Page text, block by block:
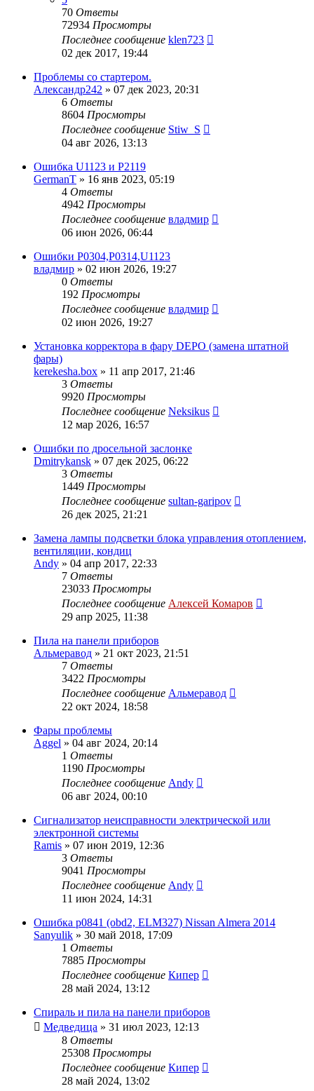
70 Ответы
72934 Просмотры
Последнее сообщение klen723
02 дек 2017, 19:44
Проблемы со стартером.
Александр242 » 07 дек 2023, 20:31
6 Ответы
8604 Просмотры
Последнее сообщение Stiw_S
04 авг 2026, 13:13
Ошибка U1123 и P2119
GermanT » 16 янв 2023, 05:19
4 Ответы
4942 Просмотры
Последнее сообщение владмир
06 июн 2026, 06:44
Ошибки Р0304,Р0314,U1123
владмир » 02 июн 2026, 19:27
0 Ответы
192 Просмотры
Последнее сообщение владмир
02 июн 2026, 19:27
Установка корректора в фару DEPO (замена штатной
фары)
kerekesha.box » 11 апр 2017, 21:46
3 Ответы
9920 Просмотры
Последнее сообщение Neksikus
12 мар 2026, 16:57
Ошибки по дросельной заслонке
Dmitrykansk » 07 дек 2025, 06:22
3 Ответы
1449 Просмотры
Последнее сообщение sultan-garipov
26 дек 2025, 21:21
Замена лампы подсветки блока управления отоплением,
вентиляции, кондиц
Andy » 04 апр 2017, 22:33
7 Ответы
23033 Просмотры
Последнее сообщение Алексей Комаров
29 апр 2025, 11:38
Пила на панели приборов
Альмеравод » 21 окт 2023, 21:51
7 Ответы
3422 Просмотры
Последнее сообщение Альмеравод
22 окт 2024, 18:58
Фары проблемы
Aggel » 04 авг 2024, 20:14
1 Ответы
1190 Просмотры
Последнее сообщение Andy
06 авг 2024, 00:10
Сигнализатор неисправности электрической или
электронной системы
Ramis » 07 июн 2019, 12:36
3 Ответы
9041 Просмотры
Последнее сообщение Andy
11 июн 2024, 14:31
Ошибка p0841 (obd2, ELM327) Nissan Almera 2014
Sanyulik » 30 май 2018, 17:09
1 Ответы
7885 Просмотры
Последнее сообщение Кипер
28 май 2024, 13:12
Спираль и пила на панели приборов
Медведица » 31 июл 2023, 12:13
8 Ответы
25308 Просмотры
Последнее сообщение Кипер
28 май 2024, 13:02